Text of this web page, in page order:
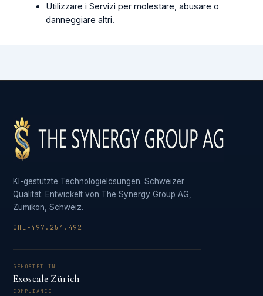
Utilizzare i Servizi per molestare, abusare o
danneggiare altri.
KI-gestützte Technologielösungen. Schweizer
Qualität. Entwickelt von The Synergy Group AG,
Zumikon, Schweiz.
CHE-497.254.492
GEHOSTET IN
Exoscale Zürich
COMPLIANCE